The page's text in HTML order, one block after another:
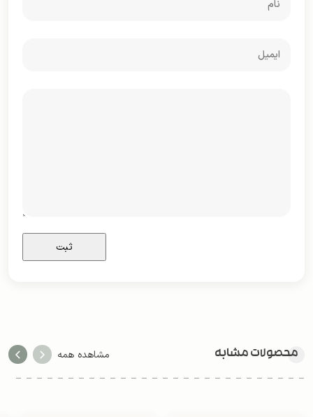
محصولات مشابه مشاهده همه